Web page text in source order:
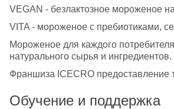
VEGAN - безлактозное мороженое
VITA - мороженое с пребиотиками,
Мороженое для каждого
натурального сырья и
Франшиза ICECRO предоставление
Обучение и поддержка